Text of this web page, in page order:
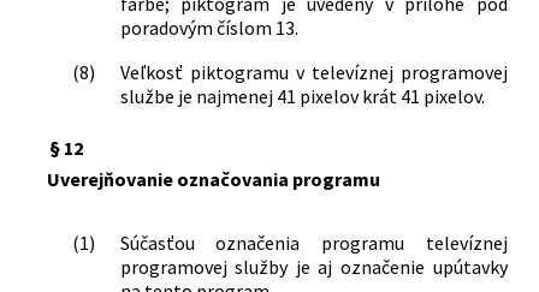
poradovým číslom 13.
(8)
Veľkosť piktogramu v televíznej programovej
službe je najmenej 41 pixelov krát 41 pixelov.
§ 12
Uverejňovanie označovania programu
(1)
Súčasťou označenia programu televíznej
programovej služby je aj označenie upútavky